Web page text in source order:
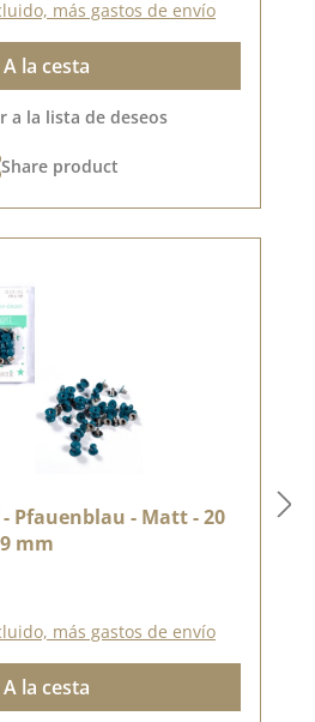
más gastos de envío
A la cesta
a la lista de deseos
Share product
Pfauenblau - Matt - 20
mm
más gastos de envío
A la cesta